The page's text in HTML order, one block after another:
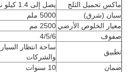
ماكس تحميل الثلج
يصل إلى 1.4 كيلو نيوتن / م 2
سبان (شرق)
5000 ملم
معيار الخلوص الأرضي 2500 مم
صفوف
4/5/6
تطبيق
ساحة انتظار
والشركات
ضمان
10 سنوات